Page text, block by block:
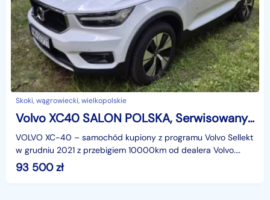
Skoki, wągrowiecki, wielkopolskie
Volvo XC40 SALON POLSKA, Serwisowany w ASO, Bezwypadkowy, Garażowany
VOLVO XC-40 – samochód kupiony z programu Volvo Sellekt
w grudniu 2021 z przebigiem 10000km od dealera Volvo.
Pierwszym właścicielem był dealer Volvo gdzie samo
93 500zł